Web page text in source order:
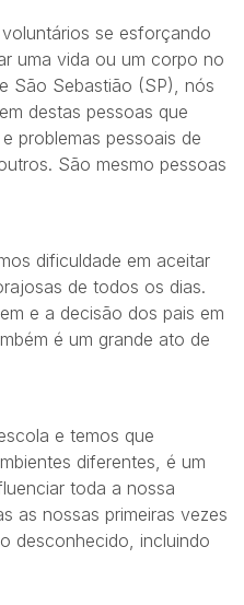
se esforçando
uma vida ou um corpo no
São Sebastião (SP), nós
destas pessoas que
problemas pessoais de
São mesmo pessoas
dificuldade em aceitar
de todos os dias.
e a decisão dos pais em
é um grande ato de
e temos que
diferentes, é um
toda a nossa
as nossas primeiras vezes
desconhecido, incluindo